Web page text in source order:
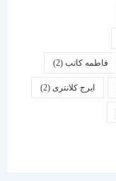
کاتب(2)
کلانتری (2)